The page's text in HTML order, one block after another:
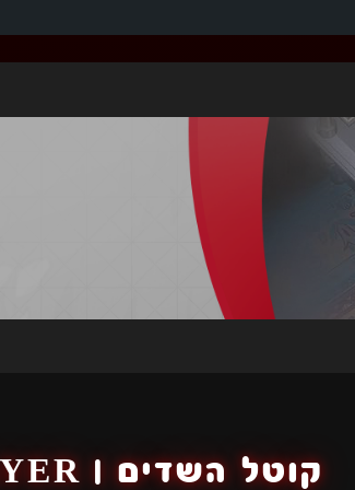
קוטל השדים | DEMON SLAYER